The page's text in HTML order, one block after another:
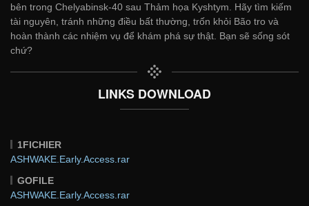
bên trong Chelyabinsk-40 sau Thảm họa Kyshtym. Hãy tìm kiếm
tài nguyên, tránh những điều bất thường, trốn khỏi Bão tro và
hoàn thành các nhiệm vụ để khám phá sự thật. Bạn sẽ sống sót
chứ?
LINKS DOWNLOAD
1FICHIER
ASHWAKE.Early.Access.rar
GOFILE
ASHWAKE.Early.Access.rar